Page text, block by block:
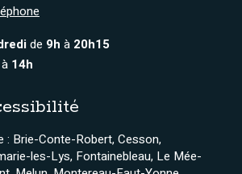
de 9h à 20h15
à 14h
: Brie-Conte-Robert, Cesson,
les-Lys, Fontainebleau, Le Mée-